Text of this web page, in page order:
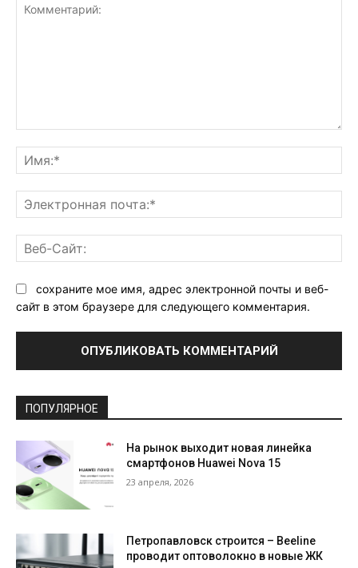
сохраните мое имя, адрес электронной почты и веб-
сайт в этом браузере для следующего комментария.
ПОПУЛЯРНОЕ
На рынок выходит новая линейка
смартфонов Huawei Nova 15
23 апреля, 2026
Петропавловск строится – Beeline
проводит оптоволокно в новые ЖК